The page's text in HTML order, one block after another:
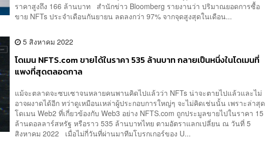
ราคาสูงถึง 166 ล้านบาท สำนักข่าว Bloomberg รายงานว่า ปริมาณยอดการซื้อ
ขาย NFTs ประจำเดือนกันยายน ลดลงกว่า 97% จากจุดสูงสุดในเดือน...
5 สิงหาคม 2022
โดเมน NFTS.com ขายได้ในราคา 535 ล้านบาท กลายเป็นหนึ่งในโดเมนที่
แพงที่สุดตลอดกาล
แม้จะตลาดจะซบเซาจนหลายคนพานคิดไปแล้วว่า NFTs น่าจะตายไปแล้วและไม่
อาจผงาดได้อีก ทว่าดูเหมือนเหล่าผู้ประกอบการใหญ่ๆ จะไม่คิดเช่นนั้น เพราะล่าสุด
โดเมน Web2 ที่เกี่ยวข้องกับ Web3 อย่าง NFTS.com ถูกประมูลขายไปในราคา 15
ล้านดอลลาร์สหรัฐ หรือราว 535 ล้านบาทไทย ตามอัตราแลกเปลี่ยน ณ วันที่ 5
สิงหาคม 2022 เมื่อไม่กี่วันที่ผ่านมาทีมโบรกเกอร์ของ U...